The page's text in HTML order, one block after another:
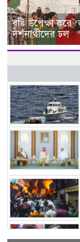
বৃষ্টি উপেক্ষা করে
দর্শনার্থীদের ঢল